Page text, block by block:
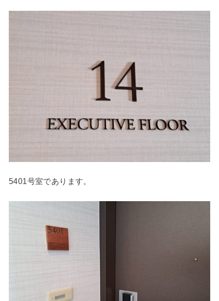
5401号室であります。